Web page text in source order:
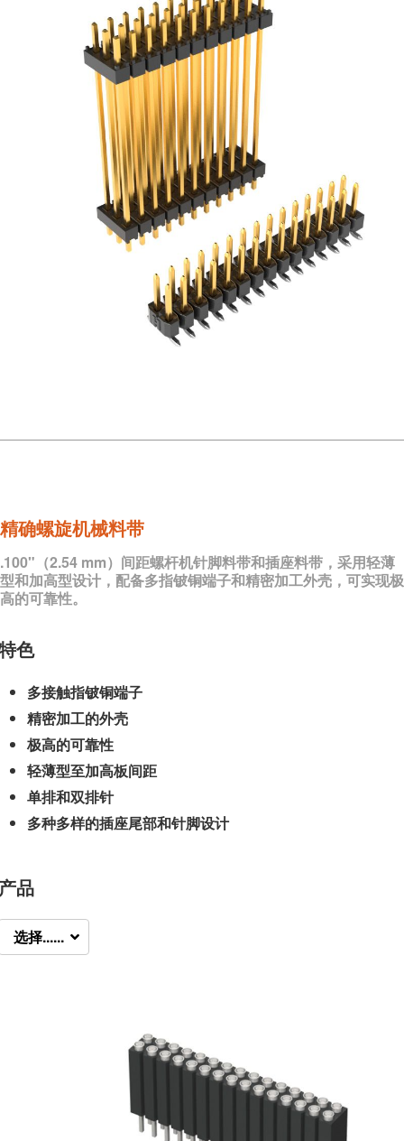
精确螺旋机械料带
.100"（2.54 mm）间距螺杆机针脚料带和插座料带，采用轻薄
型和加高型设计，配备多指铍铜端子和精密加工外壳，可实现极
高的可靠性。
色
多接触指铍铜端子
精密加工的外壳
极高的可靠性
轻薄型至加高板间距
单排和双排针
多种多样的插座尾部和针脚设计
品
选择......